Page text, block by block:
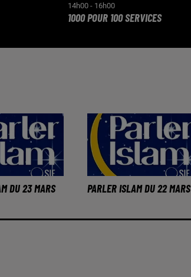
14h00 - 16h00
1000 POUR 100 SERVICES
DU 23 MARS PARLER ISLAM DU 22 MARS